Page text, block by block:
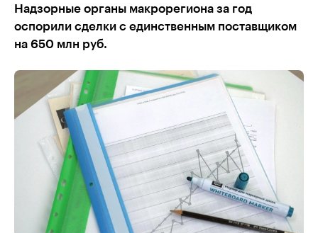
Надзорные органы макрорегиона за год
оспорили сделки с единственным поставщиком
на 650 млн руб.